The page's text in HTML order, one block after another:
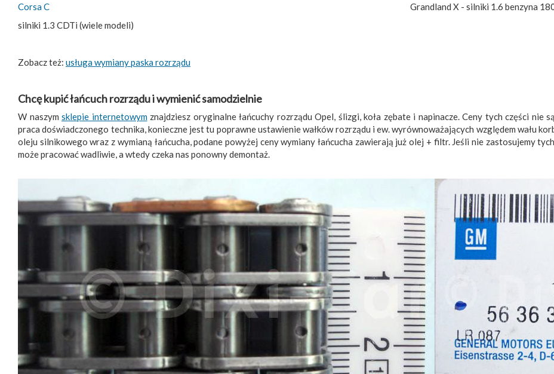
Corsa C
silniki 1.3 CDTi (wiele modeli)
Grandland X - silniki 1.6 benzyna
Zobacz też: usługa wymiany paska rozrządu
Chcę kupić łańcuch rozrządu i wymienić samodzielnie
W naszymsklepie internetowymznajdziesz oryginalne łańcuchy rozrządu Opel, ślizgi, koła zębate i napinacze. Ceny tych części nie
praca doświadczonego technika, konieczne jest tu poprawne ustawienie wałków rozrządu i ew. wyrównoważających względem wału
oleju silnikowego wraz z wymianą łańcucha, podane powyżej ceny wymiany łańcucha zawierają już olej + filtr. Jeśli nie zastosujemy
może pracować wadliwie, a wtedy czeka nas ponowny demontaż.